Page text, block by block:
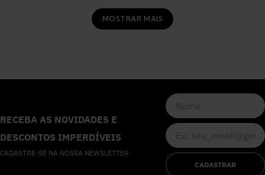
MOSTRAR MAIS
RECEBA AS NOVIDADES E
DESCONTOS IMPERDÍVEIS
CADASTRE-SE NA NOSSA NEWSLETTER
CADASTRAR